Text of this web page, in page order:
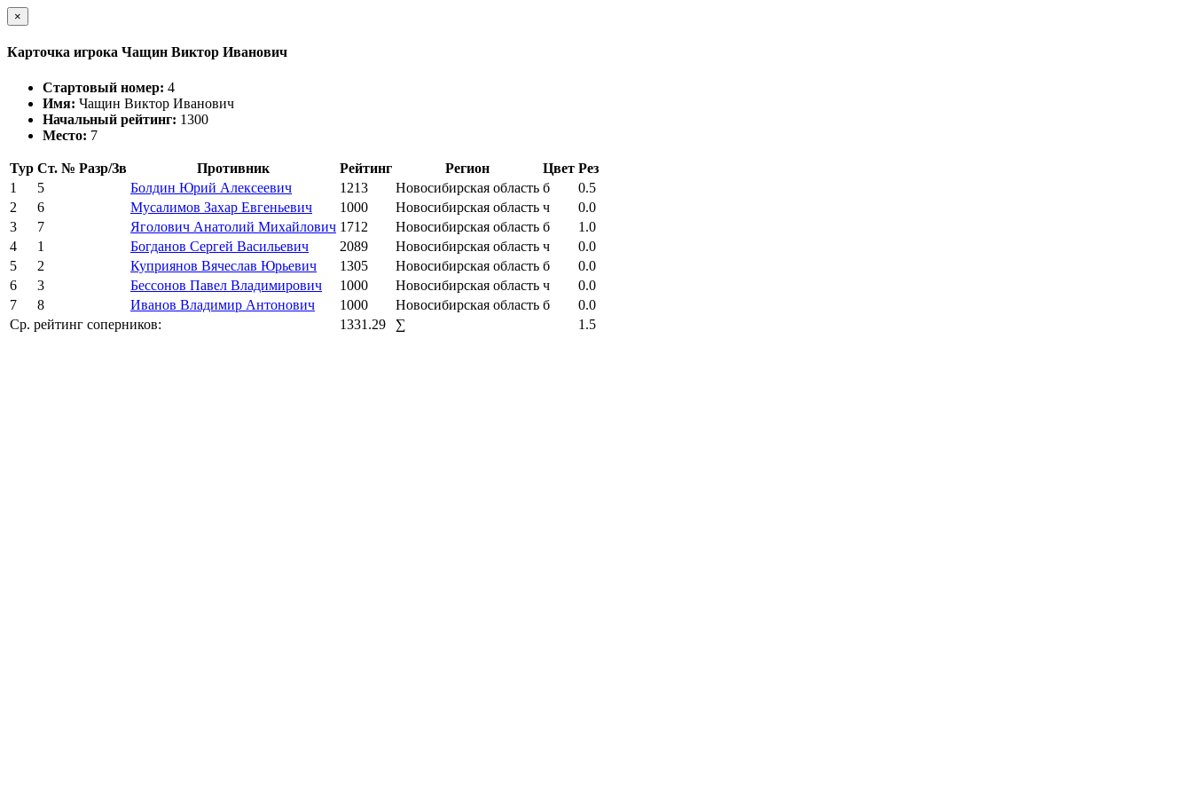
×
Карточка игрока Чащин Виктор Иванович
Стартовый номер: 4
Имя: Чащин Виктор Иванович
Начальный рейтинг: 1300
Место: 7
Тур Ст. № Разр/Зв Противник Рейтинг Регион Цвет Рез
1
5 Болдин Юрий Алексеевич 1213 Новосибирская область б
0.5
2
6 Мусалимов Захар Евгеньевич 1000 Новосибирская область ч
0.0
3
7 Яголович Анатолий Михайлович 1712 Новосибирская область б
1.0
4
1 Богданов Сергей Васильевич 2089 Новосибирская область ч
0.0
5
2 Куприянов Вячеслав Юрьевич 1305 Новосибирская область б
0.0
6
3 Бессонов Павел Владимирович 1000 Новосибирская область ч
0.0
7
8 Иванов Владимир Антонович 1000 Новосибирская область б
0.0
Ср. рейтинг соперников:
1331.29 ∑ 1.5